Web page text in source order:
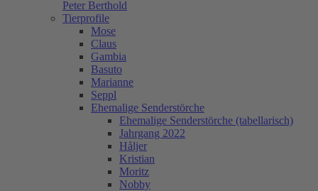
Peter Berthold
Tierprofile
Mose
Claus
Gambia
Basuto
Marianne
Seppl
Ehemalige Senderstörche
Ehemalige Senderstörche (tabellarisch)
Jahrgang 2022
Håljer
Kristian
Moritz
Nobby